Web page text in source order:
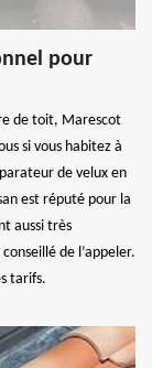
pour
de toit, Marescot
si vous habitez à
de velux en
est réputé pour la
aussi très
de l’appeler.
tarifs.